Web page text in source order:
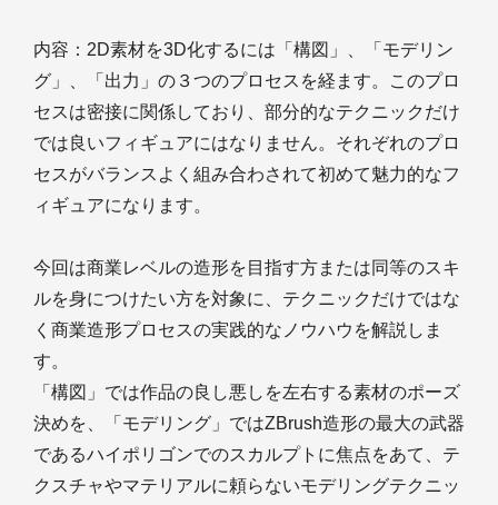
内容：2D素材を3D化するには「構図」、「モデリン
グ」、「出力」の３つのプロセスを経ます。このプロ
セスは密接に関係しており、部分的なテクニックだけ
では良いフィギュアにはなりません。それぞれのプロ
セスがバランスよく組み合わされて初めて魅力的なフ
ィギュアになります。
今回は商業レベルの造形を目指す方または同等のスキ
ルを身につけたい方を対象に、テクニックだけではな
く商業造形プロセスの実践的なノウハウを解説しま
す。
「構図」では作品の良し悪しを左右する素材のポーズ
決めを、「モデリング」ではZBrush造形の最大の武器
であるハイポリゴンでのスカルプトに焦点をあて、テ
クスチャやマテリアルに頼らないモデリングテクニッ